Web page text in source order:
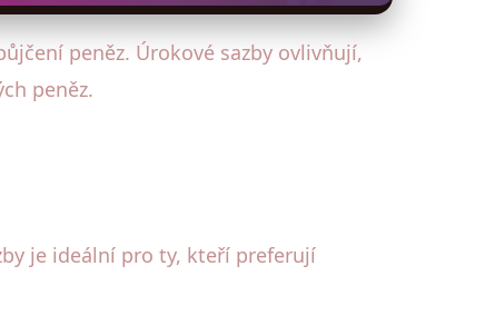
peněz. Úrokové sazby ovlivňují,
peněz.
je ideální pro ty, kteří preferují